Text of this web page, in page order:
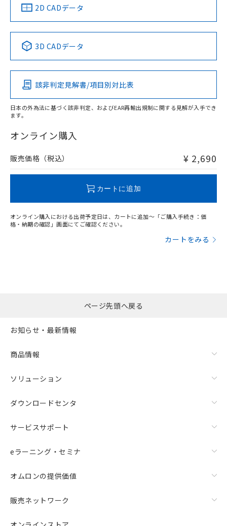
中国 RoHS 注意事項・凡例
Pb Hg Cd Cr(VI)
O
在庫等で未対応品が混在する可能性があります。
問い合わせください。
2D CADデータ
3D CADデータ
該非判定見解書/項目別対比表
日本の外為法に基づく該非判定、およびEAR再輸出規制に関する見解が入手でき
ます。
オンライン購入
販売価格（税込） ¥ 2,690
カートに追加
オンライン購入における出荷予定日は、カートに追加～「ご購入手続き：価
格・納期の確認」画面にてご確認ください。
カートをみる
ページ先頭へ戻る
お知らせ・最新情報
商品情報
ソリューション
ダウンロードセンタ
サービスサポート
eラーニング・セミナ
オムロンの提供価値
販売ネットワーク